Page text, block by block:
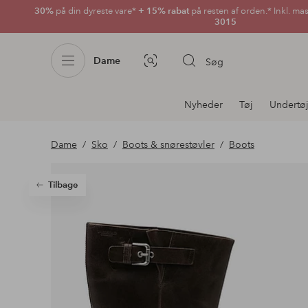
30% på din dyreste vare* + 15% rabatpå resten af orden.* Inkl.
3015
Dame Billedsøgning Søg
Afdelningsnavigation
Nyheder Tøj Undertøj
Dame Sko Boots & snørestøvler Boots
Tilbage